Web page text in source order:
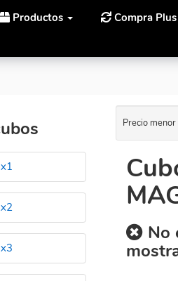
Productos Compra Plus
QiYi Cube QIYI 2X2 VALK POWER
Precio menor
No